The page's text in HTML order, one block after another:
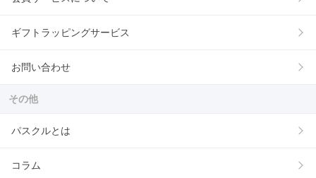
ギフトラッピングサービス
お問い合わせ
その他
パスクルとは
コラム